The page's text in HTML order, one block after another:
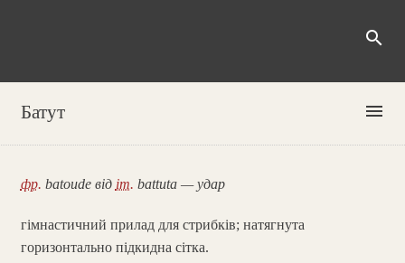
search
Батут menu
фр. batoude від іт. battuta — удар
гімнастичний прилад для стрибків; натягнута
горизонтально підкидна сітка.